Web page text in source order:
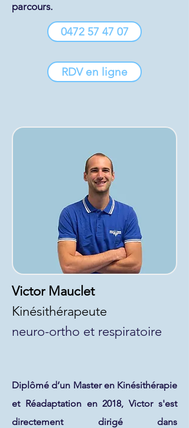
parcours.
0472 57 47 07
RDV en ligne
Victor Mauclet
Kinésithérapeute
neuro-ortho et respiratoire
Diplômé d’un Master en Kinésithérapie
et Réadaptationen 2018, Victor s'est
directement dirigé dans